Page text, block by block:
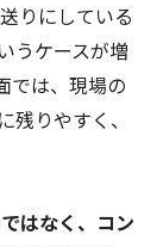
りにしている
うケースが増
では、現場の
りやすく、
はなく、コン